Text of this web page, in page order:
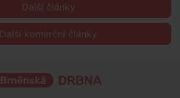
Další články
Další komerční články